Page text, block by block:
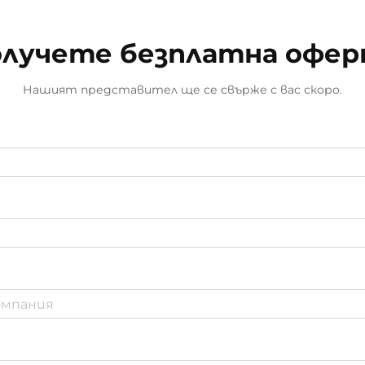
безплатна
Нашият представител ще се свърже с вас скоро.